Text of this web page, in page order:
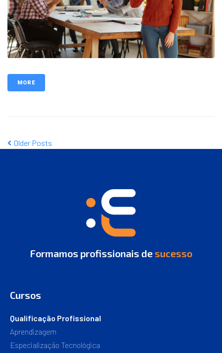
MORE
Older Posts
Formamos profissionais de sucesso
Cursos
Qualificação Profissional
Aprendizagem
Especialização Tecnológica